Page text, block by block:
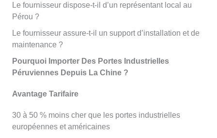
Le fournisseur dispose-t-il d’un représentant local au
Pérou ?
Le fournisseur assure-t-il un support d’installation et de
maintenance ?
Pourquoi Importer Des Portes Industrielles
Péruviennes Depuis La Chine ?
Avantage Tarifaire
30 à 50 % moins cher que les portes industrielles
européennes et américaines